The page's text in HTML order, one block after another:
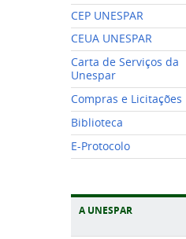
CEP UNESPAR
CEUA UNESPAR
Carta de Serviços da
Unespar
Compras e Licitações
Biblioteca
E-Protocolo
A UNESPAR